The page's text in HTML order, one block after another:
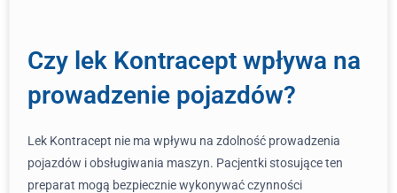
Czy lek Kontracept wpływa na
prowadzenie pojazdów?
Lek Kontracept nie ma wpływu na zdolność prowadzenia
pojazdów i obsługiwania maszyn. Pacjentki stosujące ten
preparat mogą bezpiecznie wykonywać czynności